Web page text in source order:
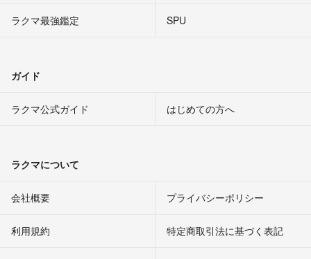
ラクマ最強鑑定
SPU
ガイド
ラクマ公式ガイド はじめての方へ
ラクマについて
会社概要 プライバシーポリシー
利用規約 特定商取引法に基づく表記